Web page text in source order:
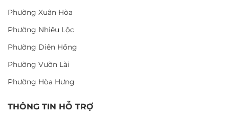
Phường Xuân Hòa
Phường Nhiêu Lộc
Phường Diên Hồng
Phường Vườn Lài
Phường Hòa Hưng
THÔNG TIN HỖ TRỢ